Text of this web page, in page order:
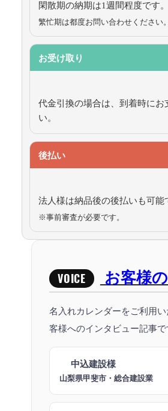
閑散期の納期は1週間程度です。
繁忙期は都度お問い合わせください。
お受け取り
代金引換の場合は、到着時にお
い。
後払い
法人様は納品後の後払いも可能
※事前審査が必要です。
VOICE お客様
名入れカレンダーをご利用
客様へのインタビュー記事で
中込建設様
山梨県甲斐市・総合建設業